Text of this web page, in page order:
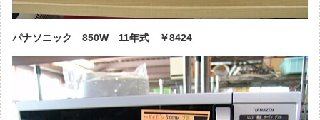
パナソニック 850W 11年式 ￥8424